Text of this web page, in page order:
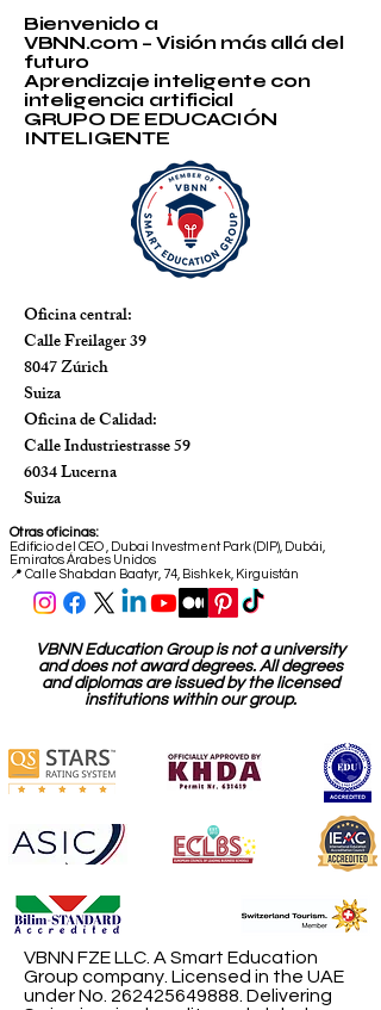
Bienvenido a
VBNN.com – Visión más allá del
futuro
Aprendizaje inteligente con
inteligencia artificial
GRUPO DE EDUCACIÓN
INTELIGENTE
Oficina central:
Calle Freilager 39
8047 Zúrich
Suiza
Oficina de Calidad:
Calle Industriestrasse 59
6034 Lucerna
Suiza
Otras oficinas:
Edificio del CEO, Dubai Investment Park (DIP), Dubái,
Emiratos Árabes Unidos
📍 Calle Shabdan Baatyr, 74, Bishkek, Kirguistán
VBNN Education Group is not a university
and does not award degrees. All degrees
and diplomas are issued by the licensed
institutions within our group.
VBNN FZE LLC. A Smart Education
Group company. Licensed in the UAE
under No. 262425649888. Delivering